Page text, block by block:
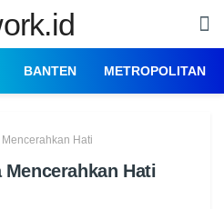
BANTEN METROPOLITAN
Hati
Hati